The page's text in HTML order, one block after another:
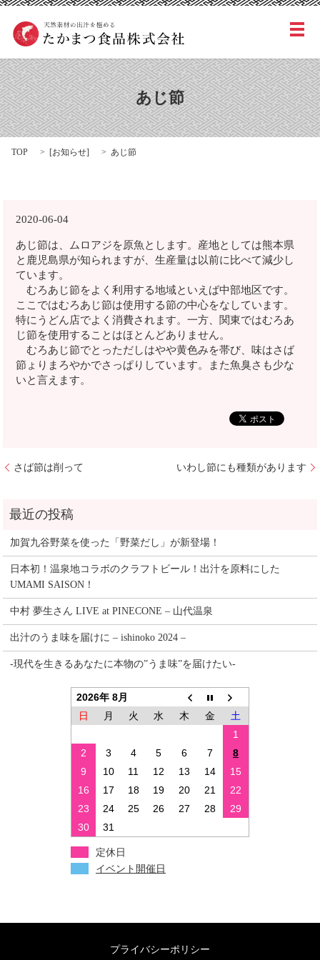
メ
あじ節
TOP [お知らせ] あじ節
2020-06-04
あじ節は、ムロアジを原魚とします。産地としては熊本県
と鹿児島県が知られますが、生産量は以前に比べて減少し
ています。
むろあじ節をよく利用する地域といえば中部地区です。
ここではむろあじ節は使用する節の中心をなしています。
特にうどん店でよく消費されます。一方、関東ではむろあ
じ節を使用することはほとんどありません。
むろあじ節でとっただしはやや黄色みを帯び、味はさば
節ょりまろやかでさっぱりしています。また魚臭さも少な
いと言えます。
さば節は削って いわし節にも種類があります
加賀九谷野菜を使った「野菜だし」が新登場！
日本初！温泉地コラボのクラフトビール！出汁を原料にした
UMAMI SAISON！
中村 夢生さん LIVE at PINECONE – 山代温泉
出汁のうま味を届けに – ishinoko 2024 –
-現代を生きるあなたに本物の”うま味”を届けたい-
2026年 8月
日
月 火 水 木 金
土
1
2
3 4 5 6 7
8
9
10 11 12 13 14
15
16
17 18 19 20 21
22
23
24 25 26 27 28
29
30
31
定休日
イベント開催日
プライバシーポリシー